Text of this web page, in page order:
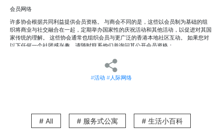
会员网络
许多协会根据共同利益提供会员资格。 与商会不同的是，这些以会员制为基础的组
织将商业与社交融合在一起，定期举办国家性的庆祝活动和其他活动，以促进对其国
家传统的理解。 这些协会通常也组织会员与更广泛的香港本地社区互动。 如果您对
以下任何一个社团感兴趣，请随时联系他们并询问其公开会员资格：
- 香港澳洲协会
#活动 #人际网络
# All # 服务式公寓 # 生活小百科